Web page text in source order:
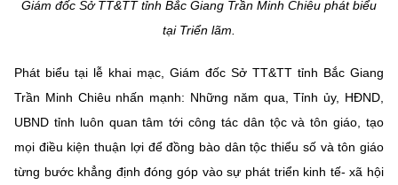
Giám đốc Sở TT&TT tỉnh Bắc Giang Trần Minh Chiêu phát biểu
tại Triển lãm.
Phát biểu tại lễ khai mạc, Giám đốc Sở TT&TT tỉnh Bắc Giang
Trần Minh Chiêu nhấn mạnh: Những năm qua, Tỉnh ủy, HĐND,
UBND tỉnh luôn quan tâm tới công tác dân tộc và tôn giáo, tạo
mọi điều kiện thuận lợi để đồng bào dân tộc thiểu số và tôn giáo
từng bước khẳng định đóng góp vào sự phát triển kinh tế- xã hội